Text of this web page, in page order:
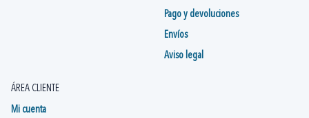
Pago y devoluciones
Envíos
Aviso legal
ÁREA CLIENTE
Mi cuenta